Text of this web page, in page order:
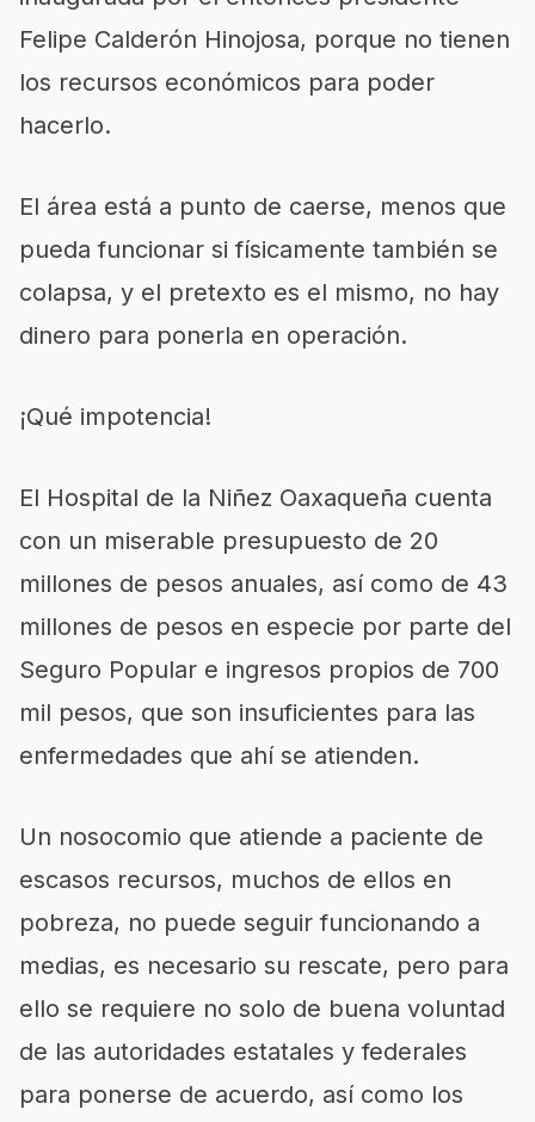
Felipe Calderón Hinojosa, porque no tienen
los recursos económicos para poder
hacerlo.
El área está a punto de caerse, menos que
pueda funcionar si físicamente también se
colapsa, y el pretexto es el mismo, no hay
dinero para ponerla en operación.
¡Qué impotencia!
El Hospital de la Niñez Oaxaqueña cuenta
con un miserable presupuesto de 20
millones de pesos anuales, así como de 43
millones de pesos en especie por parte del
Seguro Popular e ingresos propios de 700
mil pesos, que son insuficientes para las
enfermedades que ahí se atienden.
Un nosocomio que atiende a paciente de
escasos recursos, muchos de ellos en
pobreza, no puede seguir funcionando a
medias, es necesario su rescate, pero para
ello se requiere no solo de buena voluntad
de las autoridades estatales y federales
para ponerse de acuerdo, así como los